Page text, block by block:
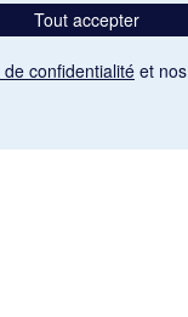
Tout accepter
confidentialité et nos